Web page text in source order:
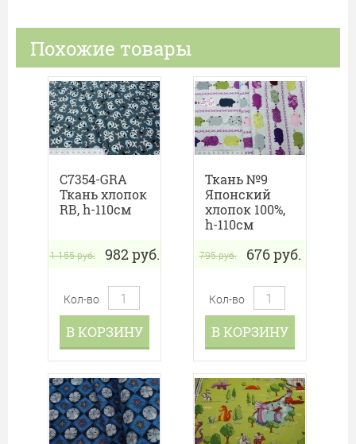
Похожие товары
C7354-GRA
Ткань хлопок
RB, h-110см
1 155руб. 982руб.
Кол-во
В КОРЗИНУ
Ткань №9
Японский
хлопок 100%,
h-110см
795руб. 676руб.
Кол-во
В КОРЗИНУ